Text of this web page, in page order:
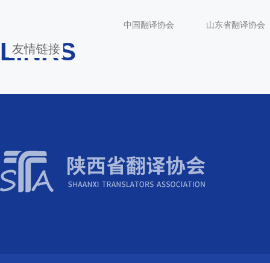
LINKS
友情链接
中国翻译协会 山东省翻译协会